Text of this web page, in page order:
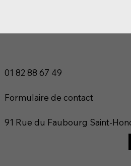
01 82 88 67 49
Formulaire de contact
91 Rue du Faubourg Saint-